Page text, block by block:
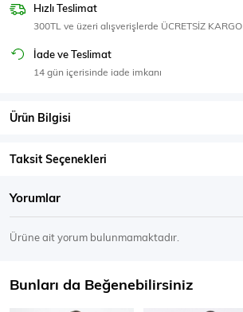
Eşofman Üstü
Hızlı Teslimat
300TL ve üzeri alışverişlerde ÜCRETSİZ KARGO
İade ve Teslimat
14 gün içerisinde iade imkanı
Ürün Bilgisi
Taksit Seçenekleri
Yorumlar
Ürüne ait yorum bulunmamaktadır.
Bunları da Beğenebilirsiniz